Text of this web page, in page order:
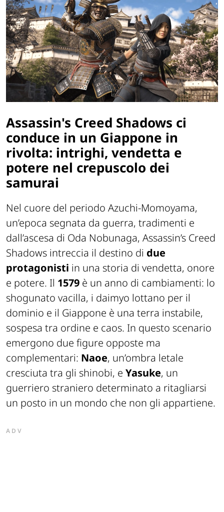
Assassin's Creed Shadows ci
conduce in un Giappone in
rivolta: intrighi, vendetta e
potere nel crepuscolo dei
samurai
Nel cuore del periodo Azuchi-Momoyama,
un’epoca segnata da guerra, tradimenti e
dall’ascesa di Oda Nobunaga, Assassin’s Creed
Shadows intreccia il destino di due
protagonisti in una storia di vendetta, onore
e potere. Il 1579 è un anno di cambiamenti: lo
shogunato vacilla, i daimyo lottano per il
dominio e il Giappone è una terra instabile,
sospesa tra ordine e caos. In questo scenario
emergono due figure opposte ma
complementari: Naoe, un’ombra letale
cresciuta tra gli shinobi, e Yasuke, un
guerriero straniero determinato a ritagliarsi
un posto in un mondo che non gli appartiene.
ADV